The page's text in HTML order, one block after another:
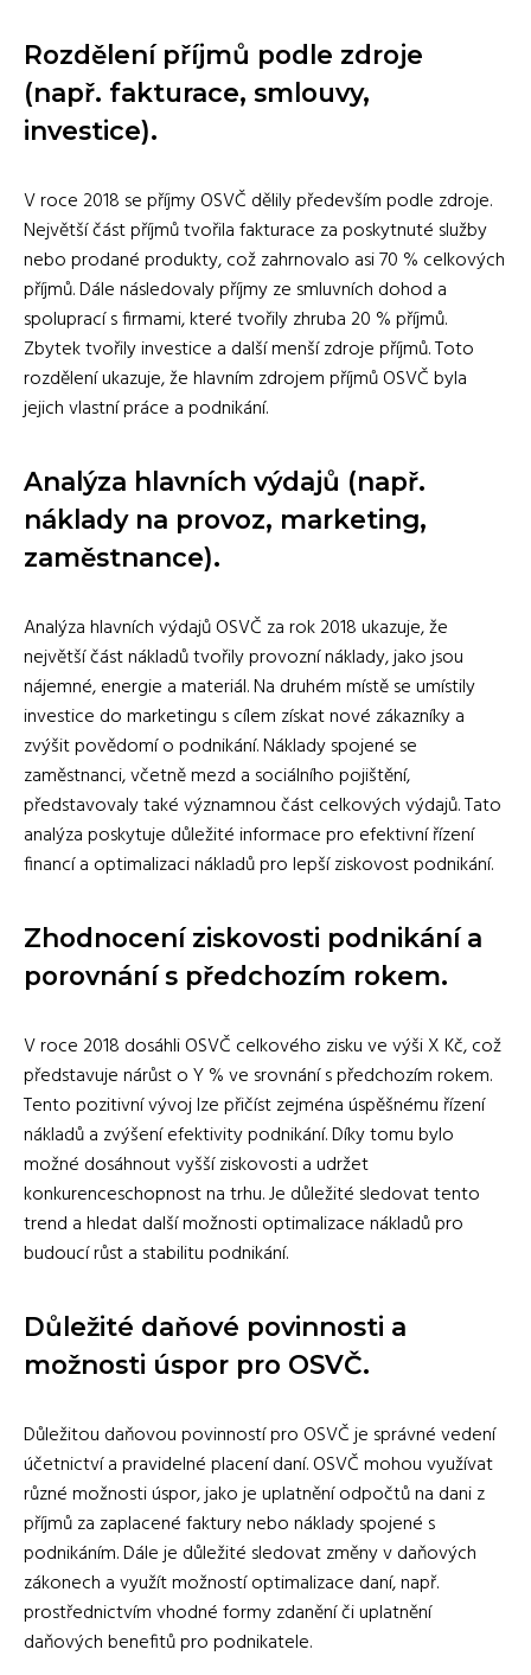
Rozdělení příjmů podle zdroje
(např. fakturace, smlouvy,
investice).
V roce 2018 se příjmy OSVČ dělily především podle zdroje.
Největší část příjmů tvořila fakturace za poskytnuté služby
nebo prodané produkty, což zahrnovalo asi 70 % celkových
příjmů. Dále následovaly příjmy ze smluvních dohod a
spoluprací s firmami, které tvořily zhruba 20 % příjmů.
Zbytek tvořily investice a další menší zdroje příjmů. Toto
rozdělení ukazuje, že hlavním zdrojem příjmů OSVČ byla
jejich vlastní práce a podnikání.
Analýza hlavních výdajů (např.
náklady na provoz, marketing,
zaměstnance).
Analýza hlavních výdajů OSVČ za rok 2018 ukazuje, že
největší část nákladů tvořily provozní náklady, jako jsou
nájemné, energie a materiál. Na druhém místě se umístily
investice do marketingu s cílem získat nové zákazníky a
zvýšit povědomí o podnikání. Náklady spojené se
zaměstnanci, včetně mezd a sociálního pojištění,
představovaly také významnou část celkových výdajů. Tato
analýza poskytuje důležité informace pro efektivní řízení
financí a optimalizaci nákladů pro lepší ziskovost podnikání.
Zhodnocení ziskovosti podnikání a
porovnání s předchozím rokem.
V roce 2018 dosáhli OSVČ celkového zisku ve výši X Kč, což
představuje nárůst o Y % ve srovnání s předchozím rokem.
Tento pozitivní vývoj lze přičíst zejména úspěšnému řízení
nákladů a zvýšení efektivity podnikání. Díky tomu bylo
možné dosáhnout vyšší ziskovosti a udržet
konkurenceschopnost na trhu. Je důležité sledovat tento
trend a hledat další možnosti optimalizace nákladů pro
budoucí růst a stabilitu podnikání.
Důležité daňové povinnosti a
možnosti úspor pro OSVČ.
Důležitou daňovou povinností pro OSVČ je správné vedení
účetnictví a pravidelné placení daní. OSVČ mohou využívat
různé možnosti úspor, jako je uplatnění odpočtů na dani z
příjmů za zaplacené faktury nebo náklady spojené s
podnikáním. Dále je důležité sledovat změny v daňových
zákonech a využít možností optimalizace daní, např.
prostřednictvím vhodné formy zdanění či uplatnění
daňových benefitů pro podnikatele.